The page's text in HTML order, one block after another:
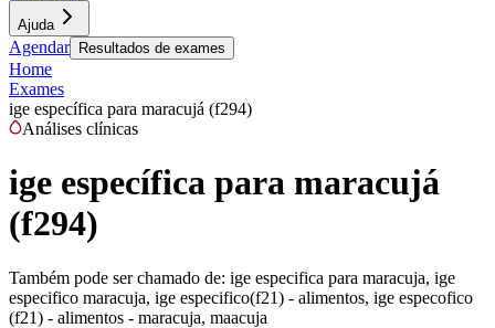
Ajuda
Agendar Resultados de exames
Home
Exames
ige específica para maracujá (f294)
Análises clínicas
ige específica para maracujá
(f294)
Também pode ser chamado de: ige especifica para maracuja, ige
especifico maracuja, ige especifico(f21) - alimentos, ige especofico
(f21) - alimentos - maracuja, maacuja